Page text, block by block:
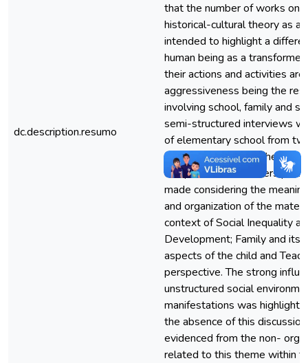
dc.description.resumo
that the number of works on
historical-cultural theory as
intended to highlight a
human being as a
their actions and activities
aggressiveness being the
involving school, family and
semi-structured interviews
of elementary school from
from the insertion in the
complaints. 05 teachers
made considering the
and organization of the
context of Social Inequality
Development; Family and its
aspects of the child and
perspective. The strong
unstructured social
manifestations was
the absence of this
evidenced from the non-
related to this theme within